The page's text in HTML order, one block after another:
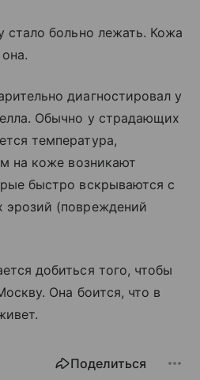
стало больно лежать. Кожа
диагностировал у
Обычно у страдающих
температура,
на коже возникают
быстро вскрываются с
эрозий (повреждений
добиться того, чтобы
Она боится, что в
Поделиться